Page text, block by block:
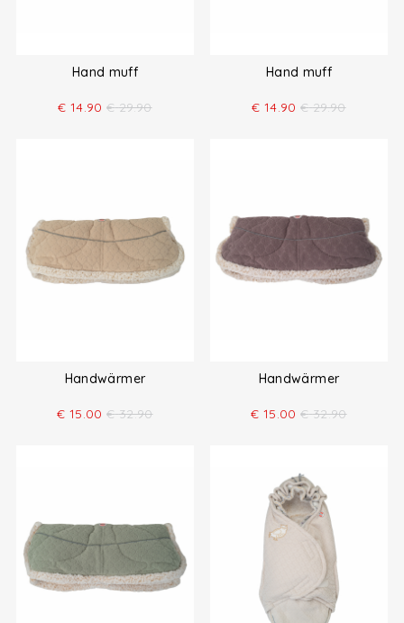
Hand muff
€ 14.90 € 29.90
Hand muff
€ 14.90 € 29.90
Handwärmer
€ 15.00 € 32.90
Handwärmer
€ 15.00 € 32.90